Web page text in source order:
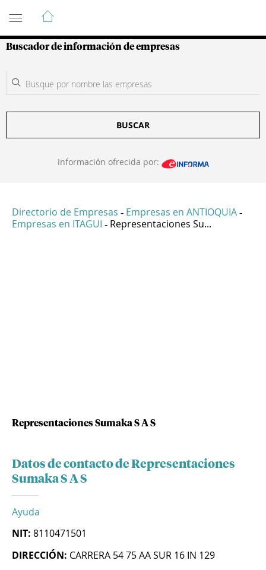
Guía de Empresas Colombianas
Buscador de información de empresas
BUSCAR
Información ofrecida por:
Directorio de Empresas - Empresas en ANTIOQUIA -
Empresas en ITAGUI - Representaciones Su...
Representaciones Sumaka S A S
Datos de contacto de Representaciones
Sumaka S A S
Ayuda
NIT: 8110471501
DIRECCIÓN: CARRERA 54 75 AA SUR 16 IN 129